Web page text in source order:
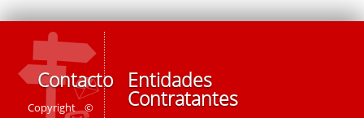
Contacto
Copyright ©
Entidades
Contratantes